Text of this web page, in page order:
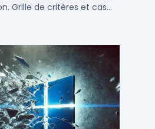
Grille de critères et cas